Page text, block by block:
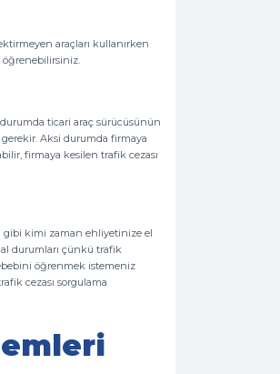
araçları kullanırken
öğrenebilirsiniz.
ticari araç sürücüsünün
Aksi durumda firmaya
firmaya kesilen trafik cezası
gibi kimi zaman ehliyetinize el
durumları çünkü trafik
öğrenmek istemeniz
cezası sorgulama